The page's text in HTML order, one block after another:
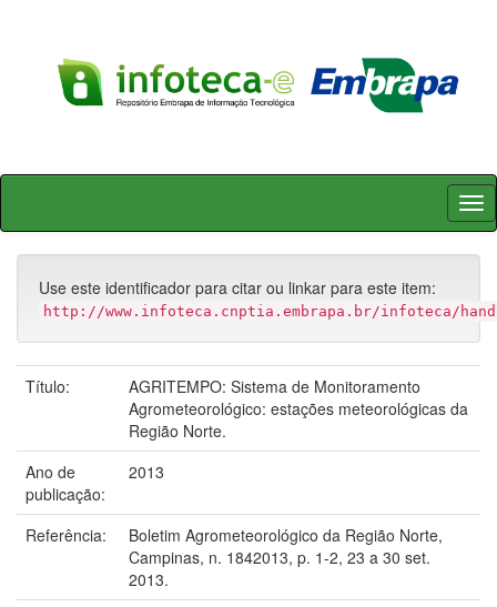
Skip
Use este identificador para citar ou linkar para este item:
http://www.infoteca.cnptia.embrapa.br/infoteca/
Título:
AGRITEMPO: Sistema de Monitoramento
Agrometeorológico: estações meteorológicas da
Região Norte.
Ano de
publicação:
2013
Referência:
Boletim Agrometeorológico da Região Norte,
Campinas, n. 1842013, p. 1-2, 23 a 30 set.
2013.